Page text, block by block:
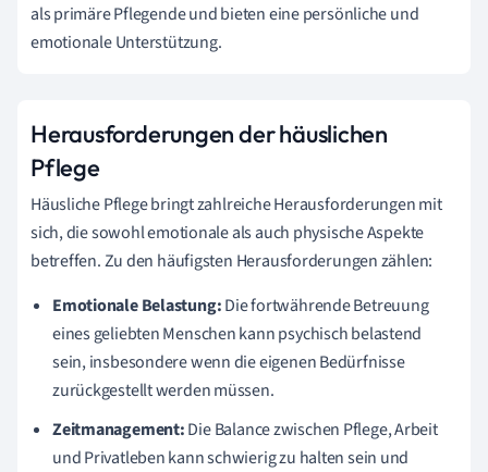
als primäre Pflegende und bieten eine persönliche und
emotionale Unterstützung.
Herausforderungen der häuslichen
Pflege
Häusliche Pflege bringt zahlreiche Herausforderungen mit
sich, die sowohl emotionale als auch physische Aspekte
betreffen. Zu den häufigsten Herausforderungen zählen:
Emotionale Belastung:Die fortwährende Betreuung
eines geliebten Menschen kann psychisch belastend
sein, insbesondere wenn die eigenen Bedürfnisse
zurückgestellt werden müssen.
Zeitmanagement:Die Balance zwischen Pflege, Arbeit
und Privatleben kann schwierig zu halten sein und